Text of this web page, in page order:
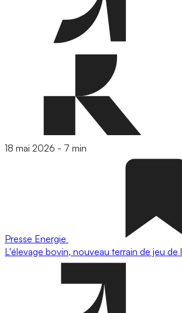
18 mai 2026 - 7 min
Presse Energie
L'élevage bovin, nouveau terrain de jeu de